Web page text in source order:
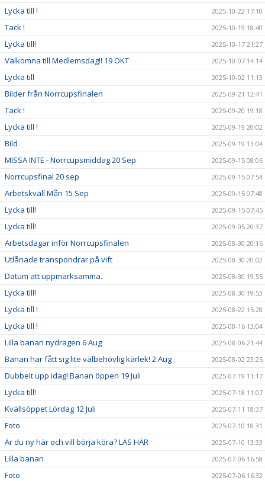
Lycka till ! 2025-10-22 17:10
Tack ! 2025-10-19 18:40
Lycka till! 2025-10-17 21:27
Välkomna till Medlemsdag!! 19 OKT 2025-10-07 14:14
Lycka till 2025-10-02 11:13
Bilder från Norrcupsfinalen 2025-09-21 12:41
Tack ! 2025-09-20 19:18
Lycka till ! 2025-09-19 20:02
Bild 2025-09-19 13:04
MISSA INTE - Norrcupsmiddag 20 Sep 2025-09-15 08:06
Norrcupsfinal 20 sep 2025-09-15 07:54
Arbetskväll Mån 15 Sep 2025-09-15 07:48
Lycka till! 2025-09-15 07:45
Lycka till! 2025-09-05 20:37
Arbetsdagar inför Norrcupsfinalen 2025-08-30 20:16
Utlånade transpondrar på vift 2025-08-30 20:02
Datum att uppmärksamma. 2025-08-30 19:55
Lycka till! 2025-08-30 19:53
Lycka till ! 2025-08-22 15:28
Lycka till ! 2025-08-16 13:04
Lilla banan nydragen 6 Aug 2025-08-06 21:44
Banan har fått sig lite välbehövlig kärlek! 2 Aug 2025-08-02 23:25
Dubbelt upp idag! Banan öppen 19 Juli 2025-07-19 11:17
Lycka till! 2025-07-18 11:07
Kvällsöppet Lördag 12 Juli 2025-07-11 18:37
Foto 2025-07-10 18:31
Är du ny här och vill börja köra? LÄS HÄR 2025-07-10 13:33
Lilla banan 2025-07-06 16:58
Foto 2025-07-06 16:32